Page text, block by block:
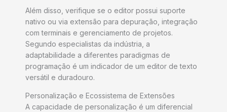
Além disso, verifique se o editor possui suporte
nativo ou via extensão para depuração, integração
com terminais e gerenciamento de projetos.
Segundo especialistas da indústria, a
adaptabilidade a diferentes paradigmas de
programação é um indicador de um editor de texto
versátil e duradouro.
Personalização e Ecossistema de Extensões
A capacidade de personalização é um diferencial